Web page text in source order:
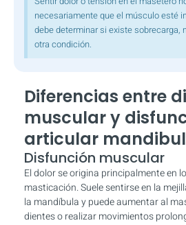
necesariamente que el músculo esté
debe determinar si existe sobrecarga,
otra condición.
Diferencias entre
muscular y
articular
Disfunción muscular
El dolor se origina principalmente en
masticación. Suele sentirse en la
la mandíbula y puede aumentar al
dientes o realizar movimientos